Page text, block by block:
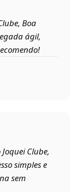
Boa
ágil,
Clube,
simples e
sem